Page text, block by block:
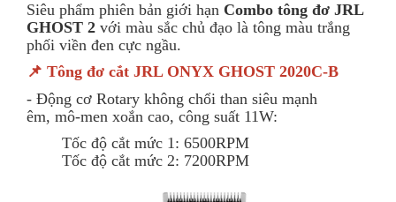
Siêu phẩm phiên bản giới hạn Combo tông đơ JRL
GHOST 2 với màu sắc chủ đạo là tông màu trắng
phối viền đen cực ngầu.
📌 Tông đơ cắt JRL ONYX GHOST 2020C-B
- Động cơ Rotary không chổi than siêu mạnh
êm, mô-men xoắn cao, công suất 11W:
Tốc độ cắt mức 1: 6500RPM
Tốc độ cắt mức 2: 7200RPM